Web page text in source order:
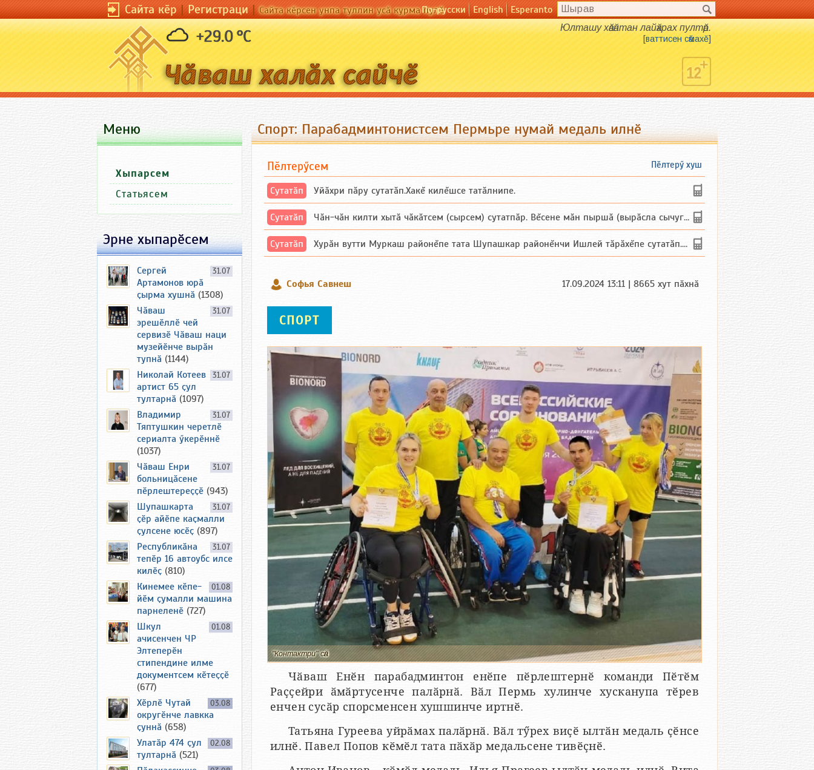
Сайта кӗр|Регистраци|Сайта кӗрсен унпа туллин усӑ курма пулӗПо-русски English Esperanto
+29.0 °C Юлташу хӑвӑнтан лайӑхрах пултӑр.
[ваттисен сӑмахӗ]
Спорт: Парабадминтонистсем Пермьре нумай медаль илнӗ
Пӗлтерӳ хуш
Пӗлтерӳсем
Сутатӑп Уйăхри пăру сутатăп.Хакĕ килĕшсе татăлнипе.
Сутатӑп Чăн-чăн килти хытă чăкăтсем (сырсем) сутатпăр. Вĕсене мăн пыршă (вырăсла сычуг) ...
Сутатӑп Хурăн вутти Муркаш районĕпе тата Шупашкар районĕнчи Ишлей тăрăхĕпе сутатăп. Ха...
Софья Савнеш 17.09.2024 13:11 | 8665 хут пӑхнӑ
СПОРТ
"Контактри" сӑн
Чӑваш Енӗн парабадминтон енӗпе пӗрлештернӗ команди Пӗтӗм
Раҫҫейри ӑмӑртусенче палӑрнӑ. Вӑл Пермь хулинче хусканупа тӗрев
енчен сусӑр спорсменсен хушшинче иртнӗ.
Татьяна Гуреева уйрӑмах палӑрнӑ. Вӑл тӳрех виҫӗ ылтӑн медаль ҫӗнсе
илнӗ. Павел Попов кӗмӗл тата пӑхӑр медальсене тивӗҫнӗ.
Меню
Хыпарсем
Статьясем
Эрне хыпарӗсем
31.07
Сергей
Артамонов юрӑ
ҫырма хушнӑ (1308)
31.07
Чӑваш
эрешӗллӗ чей
сервизӗ Чӑваш наци
музейӗнче вырӑн
тупнӑ (1144)
31.07
Николай Котеев
артист 65 ҫул
тултарнӑ (1097)
31.07
Владимир
Тяптушкин черетлӗ
сериалта ӳкерӗннӗ
(1037)
31.07
Чӑваш Енри
больницӑсене
пӗрлештереҫҫӗ (943)
31.07
Шупашкарта
ҫӗр айӗпе каҫмалли
ҫулсене юсӗҫ (897)
31.07
Республикӑна
тепӗр 16 автоубс илсе
килӗҫ (810)
01.08
Кинемее кӗпе-
йӗм ҫумалли машина
парнеленӗ (727)
01.08
Шкул
ачисенчен ЧР
Элтеперӗн
стипендине илме
документсем кӗтеҫҫӗ
(677)
03.08
Хӗрлӗ Чутай
округӗнче лавкка
ҫуннӑ (658)
02.08
Улатӑр 474 ҫул
тултарнӑ (521)